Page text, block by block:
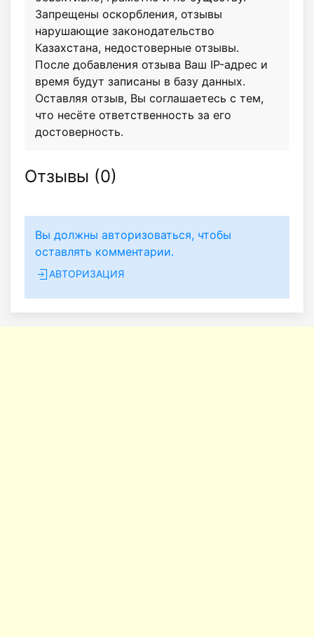
Запрещены оскорбления, отзывы
нарушающие законодательство
Казахстана, недостоверные отзывы.
После добавления отзыва Ваш IP-адрес и
время будут записаны в базу данных.
Оставляя отзыв, Вы соглашаетесь с тем,
что несёте ответственность за его
достоверность.
Отзывы (0)
Вы должны авторизоваться, чтобы
оставлять комментарии.
АВТОРИЗАЦИЯ